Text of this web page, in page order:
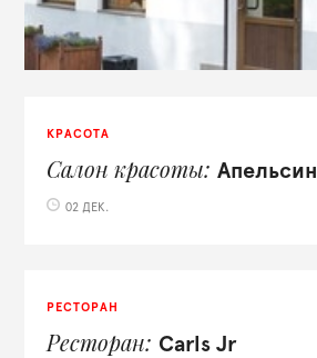
КРАСОТА
Салон красоты Апельсин
02 ДЕК.
РЕСТОРАН
Ресторан Carls Jr